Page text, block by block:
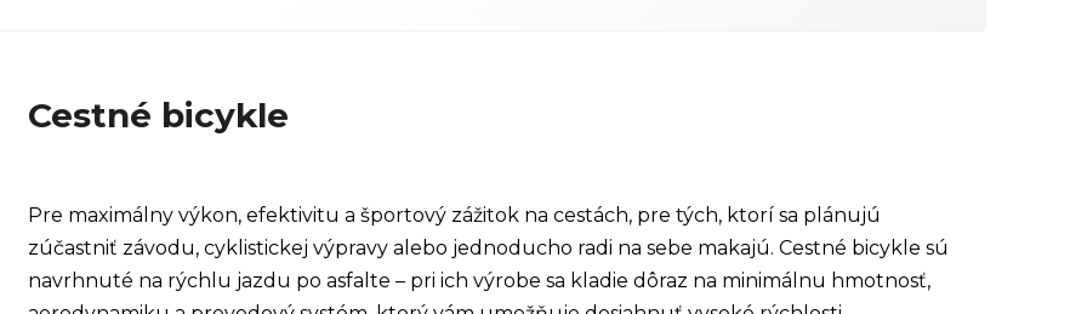
Cestné bicykle
Pre maximálny výkon, efektivitu a športový zážitok na cestách, pre tých, ktorí sa plánujú
zúčastniť závodu, cyklistickej výpravy alebo jednoducho radi na sebe makajú. Cestné bicykle sú
navrhnuté na rýchlu jazdu po asfalte – pri ich výrobe sa kladie dôraz na minimálnu hmotnosť,
Odporúčame